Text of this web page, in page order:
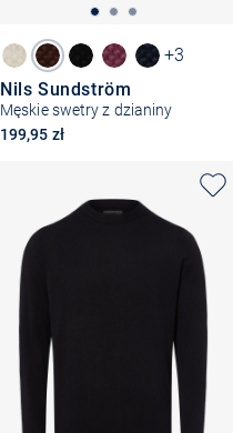
+3
Nils Sundström
Męskie swetry z dzianiny
199,95 zł